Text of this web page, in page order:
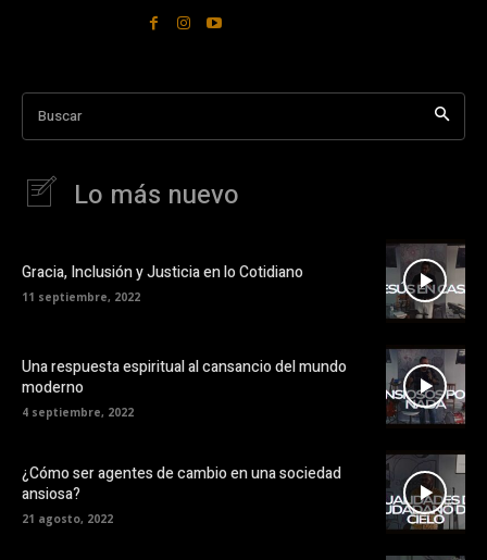
Buscar
Lo más nuevo
Gracia, Inclusión y Justicia en lo Cotidiano
11 septiembre, 2022
Una respuesta espiritual al cansancio del mundo
moderno
4 septiembre, 2022
¿Cómo ser agentes de cambio en una sociedad
ansiosa?
21 agosto, 2022